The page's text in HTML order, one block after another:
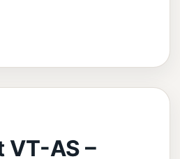
VT-AS –